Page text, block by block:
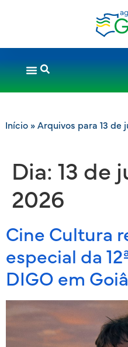
Início» Arquivos para 13 de
Dia: 13 de
2026
Cine Cultura
especial da
DIGO em